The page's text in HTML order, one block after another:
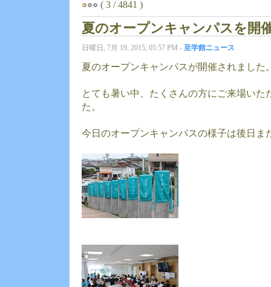
( 3 / 4841 )
夏のオープンキャンパスを開
日曜日, 7月 19, 2015, 05:57 PM - 至学館ニュース
夏のオープンキャンパスが開催されました
とても暑い中、たくさんの方にご来場いた
た。
今日のオープンキャンパスの様子は後日ま